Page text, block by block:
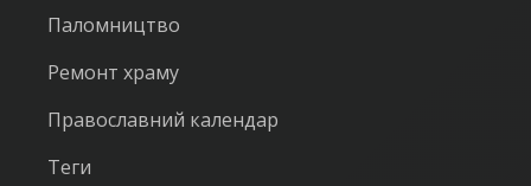
Паломництво
Ремонт храму
Православний календар
Теги